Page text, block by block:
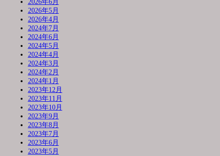
2026年6月
2026年5月
2026年4月
2024年7月
2024年6月
2024年5月
2024年4月
2024年3月
2024年2月
2024年1月
2023年12月
2023年11月
2023年10月
2023年9月
2023年8月
2023年7月
2023年6月
2023年5月